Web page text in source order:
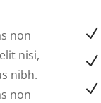
non
nisi,
nibh.
non
N
N
N